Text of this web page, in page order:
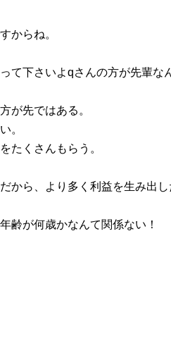
からね。
て下さいよqさんの方が先輩な
が先ではある。
。
たくさんもらう。
から、より多く利益を生み出
齢が何歳かなんて関係ない！